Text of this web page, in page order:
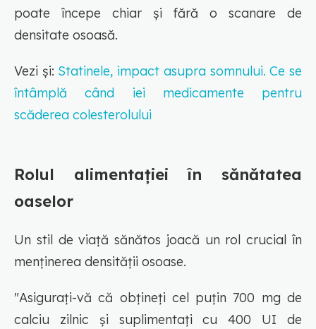
poate începe chiar și fără o scanare de
densitate osoasă.
Vezi și: Statinele, impact asupra somnului. Ce se
întâmplă când iei medicamente pentru
scăderea colesterolului
Rolul alimentației în sănătatea
oaselor
Un stil de viață sănătos joacă un rol crucial în
menținerea densității osoase.
"Asigurați-vă că obțineți cel puțin 700 mg de
calciu zilnic și suplimentați cu 400 UI de